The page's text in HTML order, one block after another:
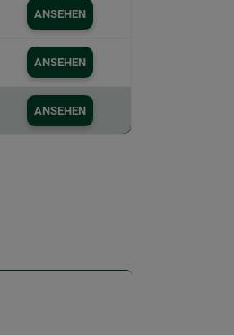
ANSEHEN
ANSEHEN
ANSEHEN